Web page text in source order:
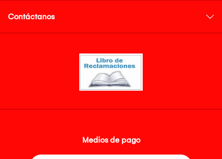
Contáctanos
Medios de pago